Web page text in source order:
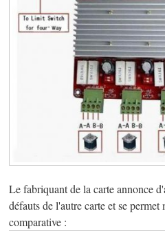
Le fabriquant de la carte annonce
défauts de l'autre carte et se
comparative :